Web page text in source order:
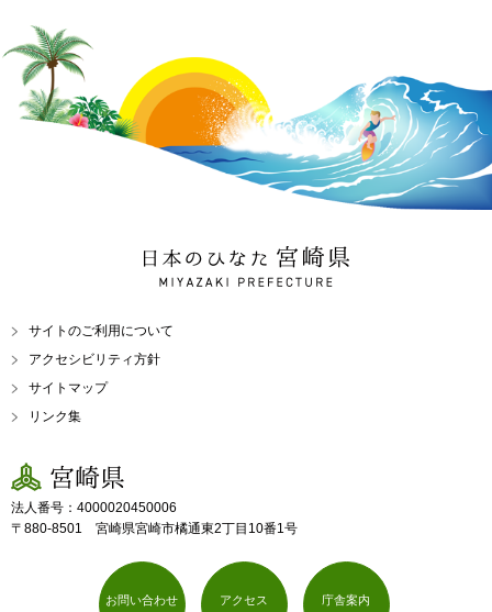
日本のひなた 宮崎県
MIYAZAKI PREFECTURE
サイトのご利用について
アクセシビリティ方針
サイトマップ
リンク集
宮崎県
法人番号：4000020450006
〒880-8501 宮崎県宮崎市橘通東2丁目10番1号
お問い合わせ アクセス 庁舎案内